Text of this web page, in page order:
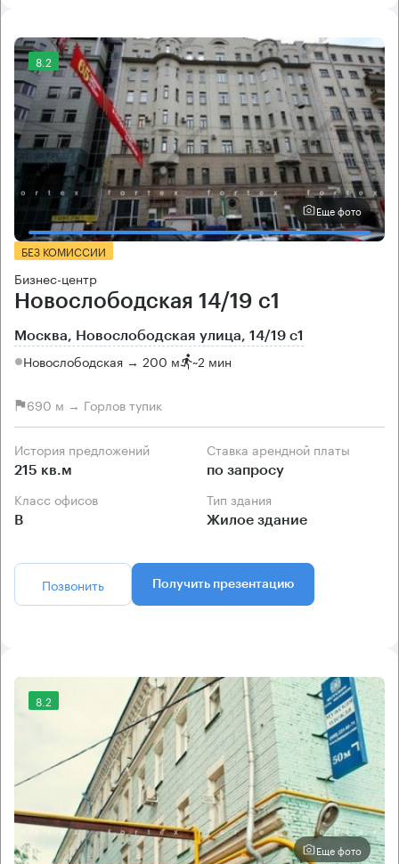
8.2
Еще фото
БЕЗ КОМИССИИ
Бизнес-центр
Новослободская 14/19 с1
Москва, Новослободская улица, 14/19 с1
Новослободская → 200 м ~2 мин
690 м → Горлов тупик
История предложений
215 кв.м
Ставка арендной платы
по запросу
Класс офисов
B
Тип здания
Жилое здание
Позвонить Получить презентацию
8.2
Еще фото